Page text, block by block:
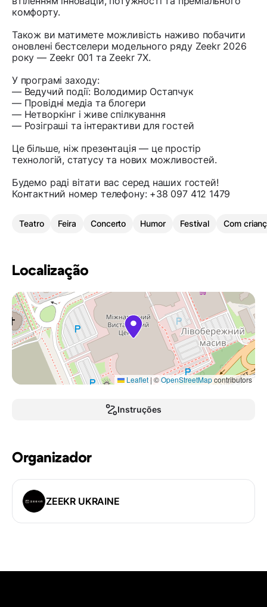
комфорту.
Також ви матимете можливість наживо побачити
оновлені бестселери модельного ряду Zeekr 2026
року — Zeekr 001 та Zeekr 7X.
У програмі заходу:
— Ведучий події: Володимир Остапчук
— Провідні медіа та блогери
— Нетворкінг і живе спілкування
— Розіграші та інтерактиви для гостей
Це більше, ніж презентація — це простір
технологій, статусу та нових можливостей.
Будемо раді вітати вас серед наших гостей!
Контактний номер телефону: +38 097 412 1479
Teatro Feira Concerto Humor Festival Com
Localização
Leaflet | ©OpenStreetMapcontributors
Instruções
Organizador
ZEEKR UKRAINE